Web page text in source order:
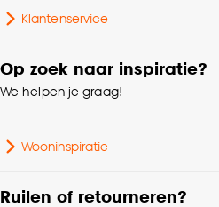
Milieu kenmerken
Garantietermijn
Klantenservice
Op zoek naar inspiratie?
We helpen je graag!
Wooninspiratie
Ruilen of retourneren?